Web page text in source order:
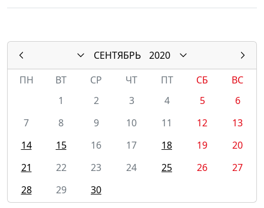
СЕНТЯБРЬ
2020
ПН
ВТ СР ЧТ ПТ СБ
ВС
1
2 3 4 5
6
7
8 9 10 11 12
13
14
15 16 17 18 19
20
21
22 23 24 25 26
27
28
29 30